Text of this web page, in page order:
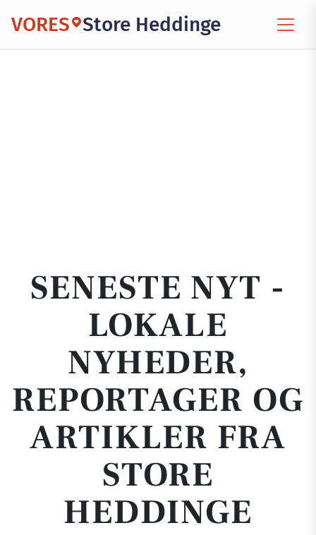
VORES Store Heddinge
SENESTE NYT -
LOKALE
NYHEDER,
REPORTAGER OG
ARTIKLER FRA
STORE
HEDDINGE